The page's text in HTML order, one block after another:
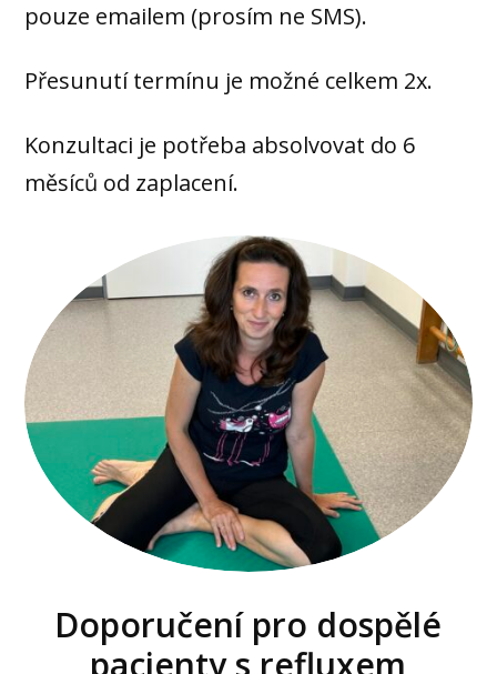
pouze emailem (prosím ne SMS).
Přesunutí termínu je možné celkem 2x.
Konzultaci je potřeba absolvovat do 6
měsíců od zaplacení.
Doporučení pro dospělé
pacienty s refluxem